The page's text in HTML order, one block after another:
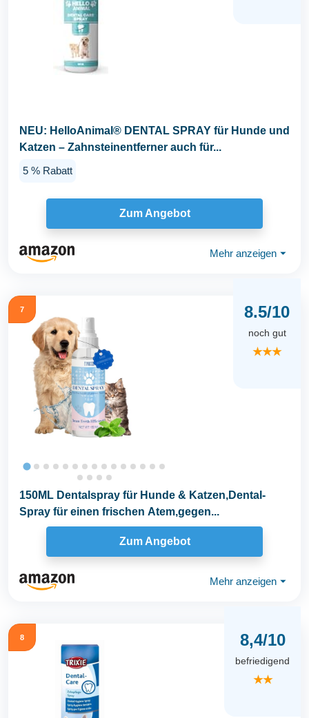
NEU: HelloAnimal® DENTAL SPRAY für Hunde und
Katzen – Zahnsteinentferner auch für...
5 % Rabatt
Zum Angebot
Mehr anzeigen ⏷
7 8.5/10
noch gut
★★★
150ML Dentalspray für Hunde & Katzen,Dental-
Spray für einen frischen Atem,gegen...
Zum Angebot
Mehr anzeigen ⏷
8 8,4/10
befriedigend
★★